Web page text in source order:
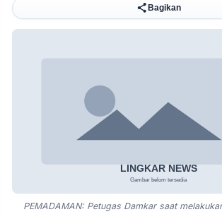
Bagikan
PEMADAMAN: Petugas Damkar saat